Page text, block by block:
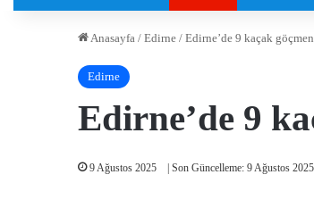
Anasayfa / Edirne / Edirne’de 9 kaçak
Edirne
Edirne’de 9
9 Ağustos 2025 | Son Güncelleme: 9 Ağustos 2025